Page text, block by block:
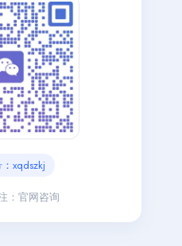
xqdszkj
：官网咨询